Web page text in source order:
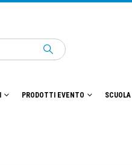
PRODOTTI EVENTO SCUOLA